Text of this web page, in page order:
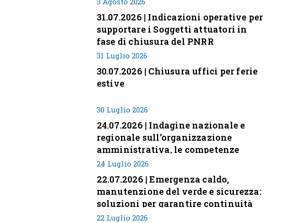
31.07.2026 | Indicazioni operative per
supportare i Soggetti attuatori in
fase di chiusura del PNRR
31 Luglio 2026
30.07.2026 | Chiusura uffici per ferie
estive
30 Luglio 2026
24.07.2026 | Indagine nazionale e
regionale sull’organizzazione
amministrativa, le competenze
professionali e i modelli di gestione
nei piccoli Comuni italiani
24 Luglio 2026
22.07.2026 | Emergenza caldo,
manutenzione del verde e sicurezza:
soluzioni per garantire continuità
servizi
22 Luglio 2026